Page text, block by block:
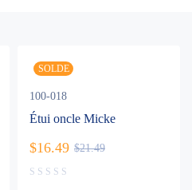
SOLDE
100-018
Étui oncle Micke
$21.49
$16.49